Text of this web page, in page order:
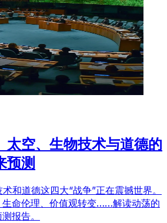
太空、生物技术与道德的
预测
和道德这四大“战争”正在震撼世界。
生命伦理、价值观转变……解读动荡的
报告。